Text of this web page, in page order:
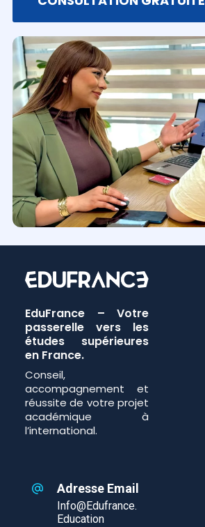
EduFrance – Votre
passerelle vers les
études supérieures
en France.
Conseil,
accompagnement et
réussite de votre projet
académique à
l’international.
Adresse Email
Info@edufrance.
Education